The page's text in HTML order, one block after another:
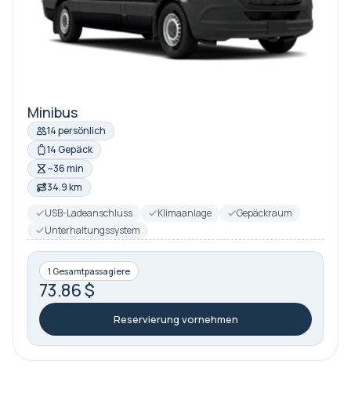
Minibus
14 persönlich
14 Gepäck
~36 min
34.9 km
USB-Ladeanschluss
Klimaanlage
Gepäckraum
Unterhaltungssystem
1 Gesamtpassagiere
73.86 $
Reservierung vornehmen